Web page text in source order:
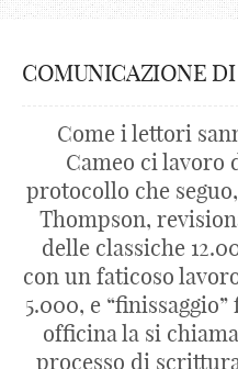
COMUNICAZIONE
Come i lettori
Cameo ci lavoro
protocollo che
Thompson,
delle classiche
con un faticoso
5.000, e
officina la si
processo di